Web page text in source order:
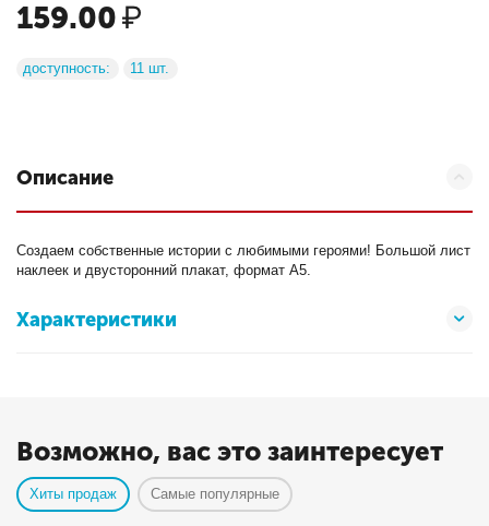
159.00₽
доступность: 11 шт.
Описание
Создаем собственные истории с любимыми героями! Большой лист
наклеек и двусторонний плакат, формат А5.
Характеристики
Возможно, вас это заинтересует
Хиты продаж Самые популярные